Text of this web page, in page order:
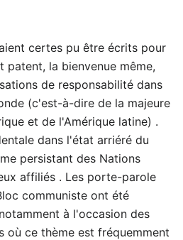
certes pu être écrits pour
patent, la bienvenue même,
de responsabilité dans
(c'est-à-dire de la majeure
et de l'Amérique latine) .
dans l'état arriéré du
persistant des Nations
affiliés . Les porte-parole
communiste ont été
à l'occasion des
où ce thème est fréquemment